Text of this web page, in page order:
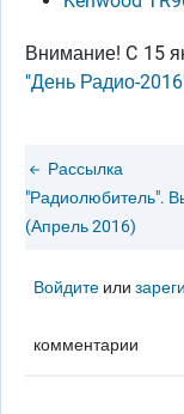
Внимание! C 15
"День Радио-
Рассылка
"Радиолюбитель".
(Апрель 2016)
Войдите или
комментарии